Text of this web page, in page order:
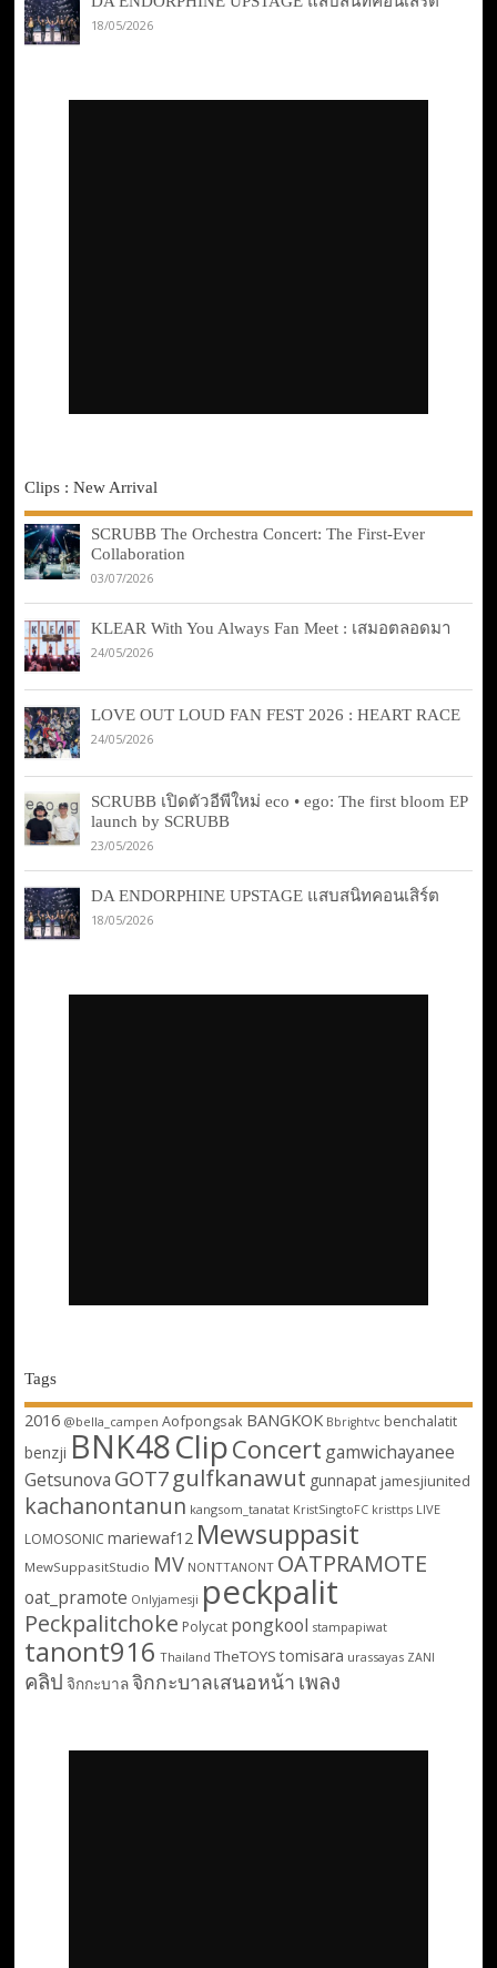
18/05/2026
Clips : New Arrival
SCRUBB The Orchestra Concert: The First-Ever
Collaboration
03/07/2026
KLEAR With You Always Fan Meet : เสมอตลอดมา
24/05/2026
LOVE OUT LOUD FAN FEST 2026 : HEART RACE
24/05/2026
SCRUBB เปิดตัวอีพีใหม่ eco • ego: The first bloom EP
launch by SCRUBB
23/05/2026
DA ENDORPHINE UPSTAGE แสบสนิทคอนเสิร์ต
18/05/2026
Tags
2016 @bella_campen Aofpongsak BANGKOK Bbrightvc benchalatit
benzji BNK48ClipConcert gamwichayanee
Getsunova GOT7 gulfkanawut gunnapat jamesjiunited
kachanontanun kangsom_tanatat KristSingtoFC kristtps LIVE
LOMOSONIC mariewaf12 Mewsuppasit
MewSuppasitStudio MV NONTTANONT OATPRAMOTE
oat_pramote Onlyjamesji peckpalit
Peckpalitchoke Polycat pongkool stampapiwat
tanont916 Thailand TheTOYS tomisara urassayas ZANI
คลิป จิกกะบาลจิกกะบาลเสนอหน้า เพลง